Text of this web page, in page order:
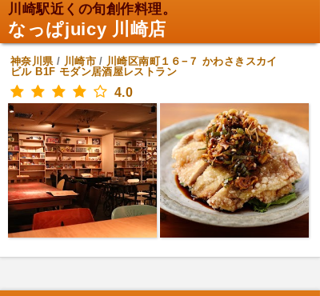
川崎駅近くの旬創作料理。
なっぱjuicy 川崎店
神奈川県/ 川崎市/ 川崎区南町１６−７ かわさきスカイ
ビル B1F モダン居酒屋レストラン
4.0